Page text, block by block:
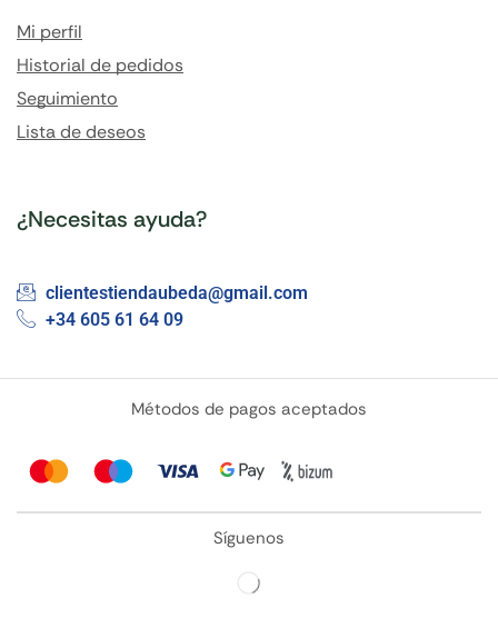
Mi perfil
Historial de pedidos
Seguimiento
Lista de deseos
¿Necesitas ayuda?
clientestiendaubeda@gmail.com
+34 605 61 64 09
Métodos de pagos aceptados
Síguenos